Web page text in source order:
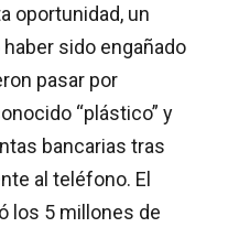
oportunidad, un
sido engañado
pasar por
“plástico” y
bancarias tras
al teléfono. El
los 5 millones de